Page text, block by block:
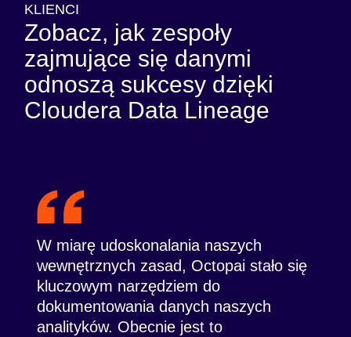
KLIENCI
Zobacz, jak zespoły
zajmujące się danymi
odnoszą sukcesy dzięki
Cloudera Data Lineage
W miarę udoskonalania naszych
wewnętrznych zasad, Octopai stało się
kluczowym narzędziem do
dokumentowania danych naszych
analityków. Obecnie jest to